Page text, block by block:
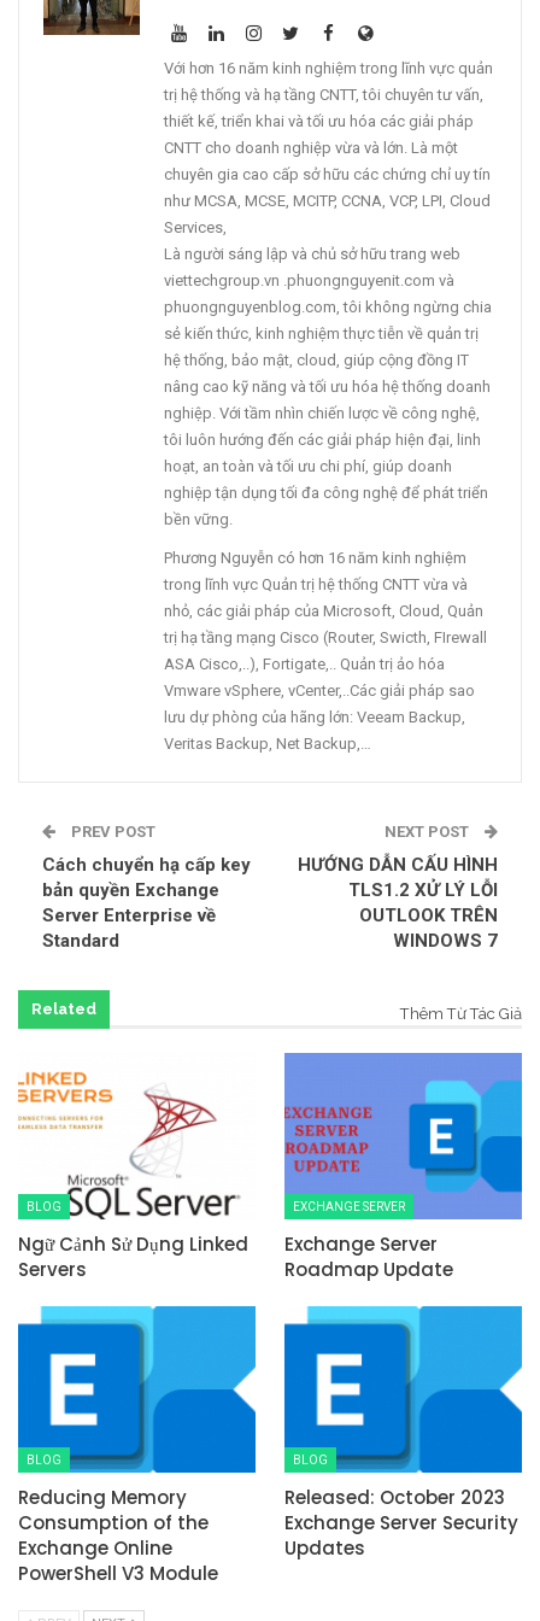
Với hơn 16 năm kinh nghiệm trong lĩnh vực quản
trị hệ thống và hạ tầng CNTT, tôi chuyên tư vấn,
thiết kế, triển khai và tối ưu hóa các giải pháp
CNTT cho doanh nghiệp vừa và lớn. Là một
chuyên gia cao cấp sở hữu các chứng chỉ uy tín
như MCSA, MCSE, MCITP, CCNA, VCP, LPI, Cloud
Services,
Là người sáng lập và chủ sở hữu trang web
viettechgroup.vn .phuongnguyenit.com và
phuongnguyenblog.com, tôi không ngừng chia
sẻ kiến thức, kinh nghiệm thực tiễn về quản trị
hệ thống, bảo mật, cloud, giúp cộng đồng IT
nâng cao kỹ năng và tối ưu hóa hệ thống doanh
nghiệp. Với tầm nhìn chiến lược về công nghệ,
tôi luôn hướng đến các giải pháp hiện đại, linh
hoạt, an toàn và tối ưu chi phí, giúp doanh
nghiệp tận dụng tối đa công nghệ để phát triển
bền vững.
Phương Nguyễn có hơn 16 năm kinh nghiệm
trong lĩnh vực Quản trị hệ thống CNTT vừa và
nhỏ, các giải pháp của Microsoft, Cloud, Quản
trị hạ tầng mạng Cisco (Router, Swicth, FIrewall
ASA Cisco,..), Fortigate,.. Quản trị ảo hóa
Vmware vSphere, vCenter,..Các giải pháp sao
lưu dự phòng của hãng lớn: Veeam Backup,
Veritas Backup, Net Backup,…
PREV POST
Cách chuyển hạ cấp key
bản quyền Exchange
Server Enterprise về
Standard
NEXT POST
HƯỚNG DẪN CẤU HÌNH
TLS1.2 XỬ LÝ LỖI
OUTLOOK TRÊN
WINDOWS 7
Related Thêm Từ Tác Giả
BLOG
Ngữ Cảnh Sử Dụng Linked
Servers
EXCHANGE SERVER
Exchange Server
Roadmap Update
BLOG
Reducing Memory
Consumption of the
Exchange Online
PowerShell V3 Module
BLOG
Released: October 2023
Exchange Server Security
Updates